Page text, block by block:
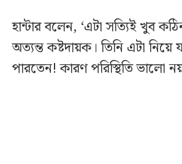
হান্টার বলেন, ‘এটা সত্যিই খুব
অত্যন্ত কষ্টদায়ক। তিনি এটা
পারতেন! কারণ পরিস্থিতি ভালো